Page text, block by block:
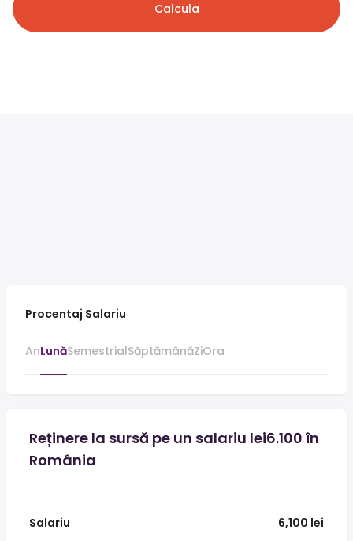
Calcula
Procentaj Salariu
AnLunăSemestrialSăptămânăZiOra
Reținere la sursă pe un salariu lei6.100 în
România
Salariu
6,100 lei